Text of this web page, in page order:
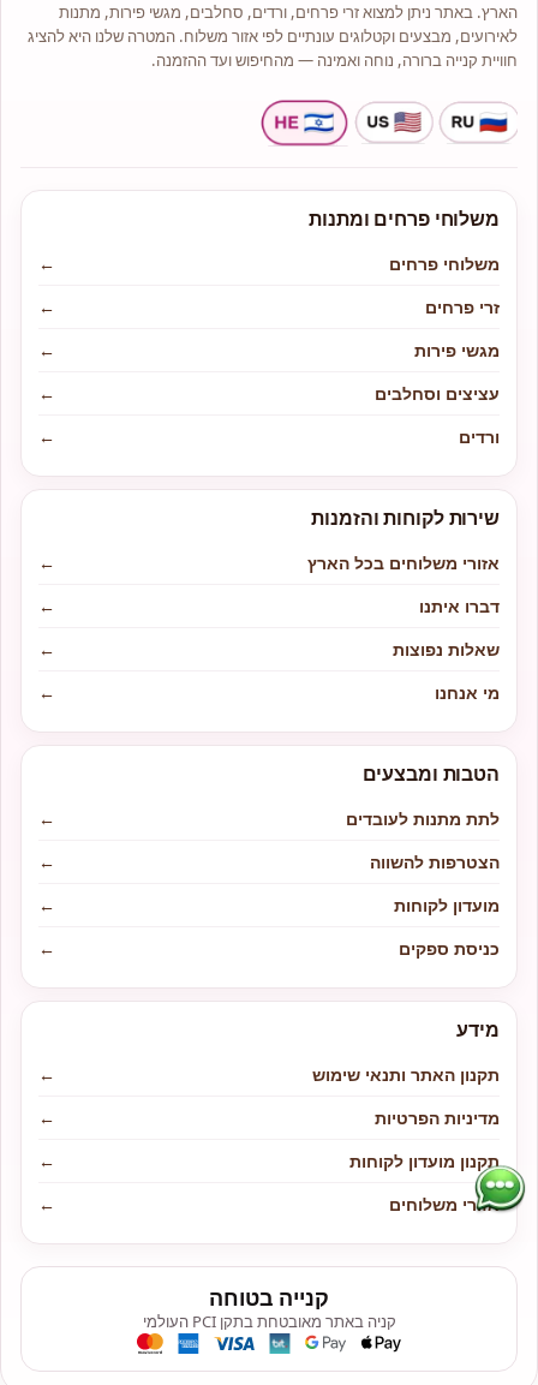
הארץ. באתר ניתן למצוא זרי פרחים, ורדים, סחלבים, מגשי פירות, מתנות
לאירועים, מבצעים וקטלוגים עונתיים לפי אזור משלוח. המטרה שלנו היא להציג
חוויית קנייה ברורה, נוחה ואמינה — מהחיפוש ועד ההזמנה.
משלוחי פרחים ומתנות
משלוחי פרחים
←
זרי פרחים
←
מגשי פירות
←
עציצים וסחלבים
←
ורדים
←
שירות לקוחות והזמנות
אזורי משלוחים בכל הארץ
←
דברו איתנו
←
שאלות נפוצות
←
מי אנחנו
←
הטבות ומבצעים
לתת מתנות לעובדים
←
הצטרפות להשווה
←
מועדון לקוחות
←
כניסת ספקים
←
מידע
תקנון האתר ותנאי שימוש
←
מדיניות הפרטיות
←
תקנון מועדון לקוחות
←
אזורי משלוחים
←
קנייה בטוחה
קניה באתר מאובטחת בתקן PCI העולמי